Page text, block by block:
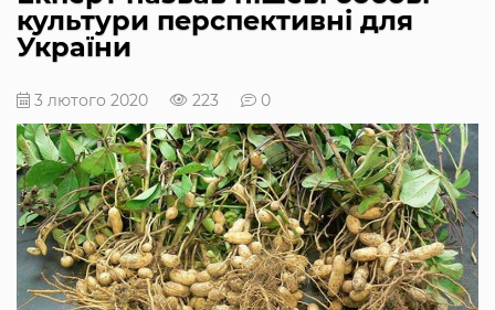
культури перспективні для
України
3 лютого 2020 223 0